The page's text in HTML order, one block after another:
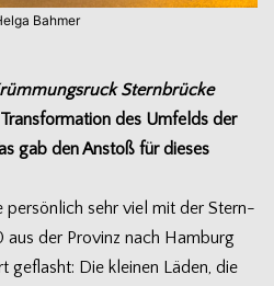
Bahmer
Stern­brü­cke
des Umfelds der
gab den Anstoß für die­ses
per­sön­lich sehr viel mit der Stern­
aus der Pro­vinz nach Ham­burg
geflasht: Die klei­nen Läden, die